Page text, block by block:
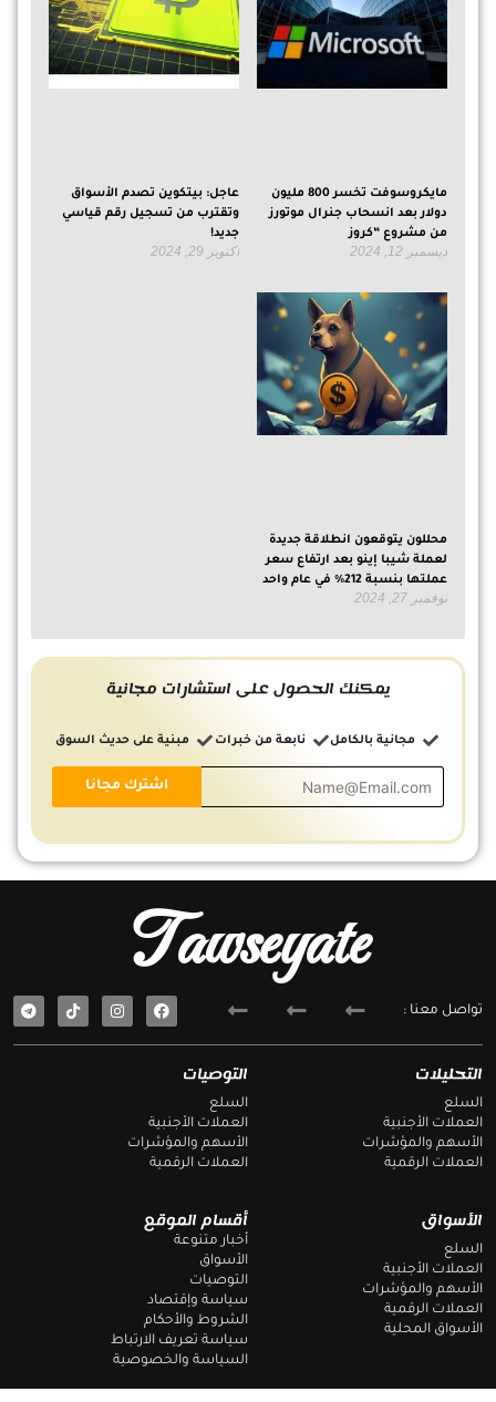
مايكروسوفت تخسر 800 مليون
دولار بعد انسحاب جنرال موتورز
من مشروع “كروز
ديسمبر 12, 2024
عاجل: بيتكوين تصدم الأسواق
وتقترب من تسجيل رقم قياسي
جديد!
أكتوبر 29, 2024
محللون يتوقعون انطلاقة جديدة
لعملة شيبا إينو بعد ارتفاع سعر
عملتها بنسبة 212% في عام واحد
نوفمبر 27, 2024
يمكنك الحصول على استشارات مجانية
مجانية بالكامل نابعة من خبرات مبنية على حديث السوق
أقسام الموقع
أخبار متنوعة
الأسواق
التوصيات
سياسة وإقتصاد
الشروط والأحكام
سياسة تعريف الارتباط
السياسة والخصوصية
الأسواق
السلع
العملات الأجنبية
الأسهم والمؤشرات
العملات الرقمية
الأسواق المحلية
التوصيات
السلع
العملات الأجنبية
الأسهم والمؤشرات
العملات الرقمية
التحليلات
السلع
العملات الأجنبية
الأسهم والمؤشرات
العملات الرقمية
Tawseyate
تواصل معنا :
F
a
e
T
e
e